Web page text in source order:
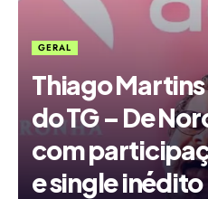
GERAL
Thiago
do TG – De
com
e single inédito